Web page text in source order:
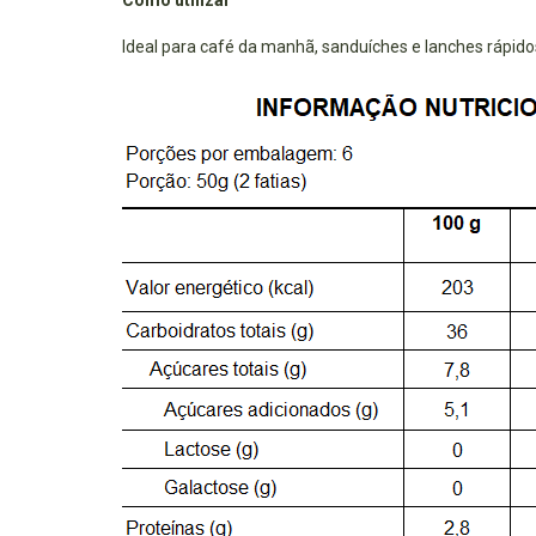
Ideal para café da manhã, sanduíches e lanches